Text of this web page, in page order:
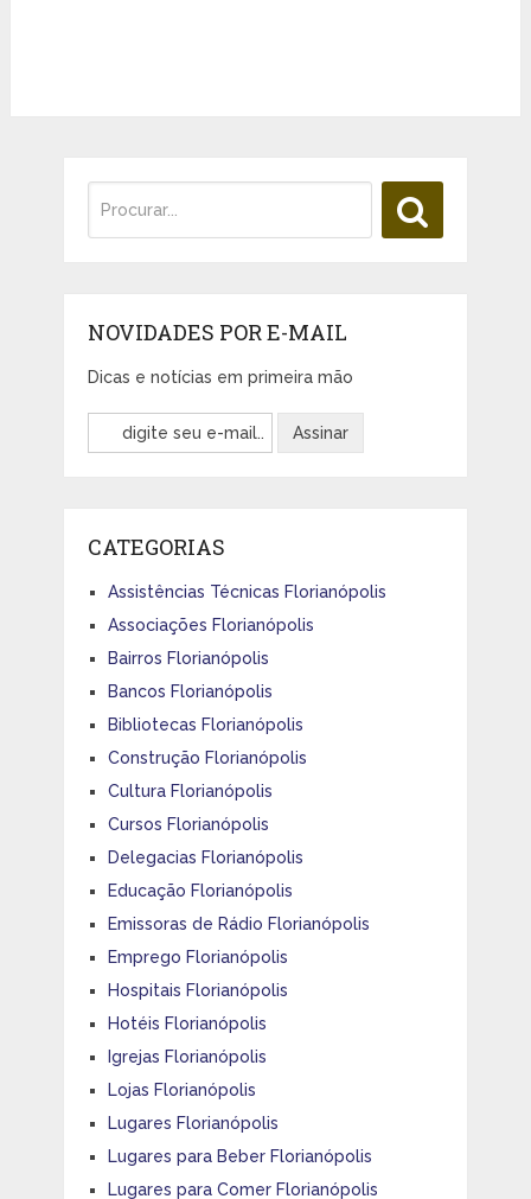
NOVIDADES POR E-MAIL
Dicas e notícias em primeira mão
CATEGORIAS
Assistências Técnicas Florianópolis
Associações Florianópolis
Bairros Florianópolis
Bancos Florianópolis
Bibliotecas Florianópolis
Construção Florianópolis
Cultura Florianópolis
Cursos Florianópolis
Delegacias Florianópolis
Educação Florianópolis
Emissoras de Rádio Florianópolis
Emprego Florianópolis
Hospitais Florianópolis
Hotéis Florianópolis
Igrejas Florianópolis
Lojas Florianópolis
Lugares Florianópolis
Lugares para Beber Florianópolis
Lugares para Comer Florianópolis